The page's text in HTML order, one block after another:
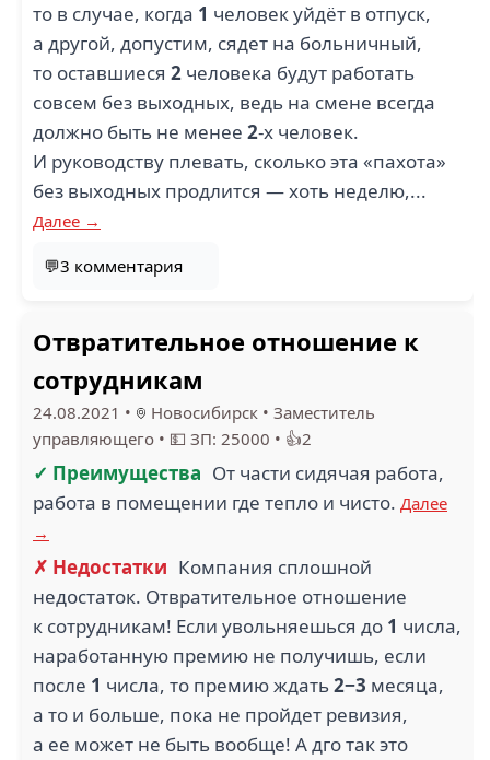
то в случае, когда 1 человек уйдёт в отпуск,
а другой, допустим, сядет на больничный,
то оставшиеся 2 человека будут работать
совсем без выходных, ведь на смене всегда
должно быть не менее 2-х человек.
И руководству плевать, сколько эта «пахота»
без выходных продлится — хоть неделю,...
Далее →
💬3 комментария
Отвратительное отношение к
сотрудникам
24.08.2021 • Новосибирск • Заместитель
управляющего • 💵 ЗП: 25000 • 👍2
✓ Преимущества От части сидячая работа,
работа в помещении где тепло и чисто. Далее
→
✗ Недостатки Компания сплошной
недостаток. Отвратительное отношение
к сотрудникам! Если увольняешься до 1 числа,
наработанную премию не получишь, если
после 1 числа, то премию ждать2−3 месяца,
а то и больше, пока не пройдет ревизия,
а ее может не быть вообще! А дго так это